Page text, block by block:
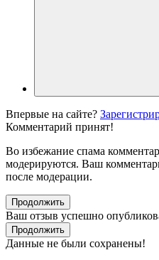
Впервые на сайте?
Комментарий принят!
Во избежание спама
модерируются. Ваш
после модерации.
Продолжить
Ваш отзыв успешно
Продолжить
Данные не были сохранены!